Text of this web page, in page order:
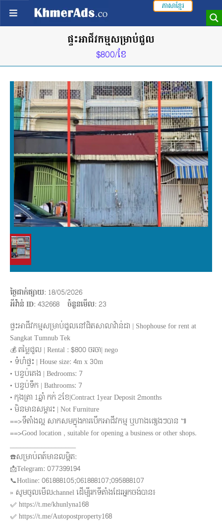
ភាសាខ្មែរ
ផ្ទះអាជីវកម្មសម្រាប់ជួល
$800/ខែ
ថ្ងៃដាក់ផ្សាយ: 18/05/2026
អីវ៉ាន់ ID: 432668 ចំនួនមើល: 23
ផ្ទះអាជីវកម្មសម្រាប់ជួលនៅជិតសាលាវ៉ាន់ដា |​ Shophouse for rent at
Sangkat Tumnub Tek
💰 តម្លៃជួល | Rental : $800 ចរចា| nego
• ទំហំផ្ទះ | House size: 4m x 30m
• បន្ទប់គេង | Bedrooms: 7
• បន្ទប់ទឹក | Bathrooms: 7
• កុងត្រា 1ឆ្នាំ កក់ 2ខែ|Contract 1year Deposit 2months
• មិនមានសម្ភារះ | Not Furniture
==>ទីតាំងល្អ សាកសមក្នុងការបើកអាជីវកម្ម ឬហាងផ្សេងៗបាន​​ ៕
==>Good location , suitable for opening a business or other shops.
___________________
☎️សម្រាប់ពត៍មានលម្អិត:
📩Telegram: 077399194
📞Hotline: 061888105;061888107;095888107
» សូមចូលមើលchannel ដើម្បីរកទីតាំងដែរអ្នកចង់បាន៖
✅ https://t.me/khunlyna168
✅ https://t.me/Autopostproperty168